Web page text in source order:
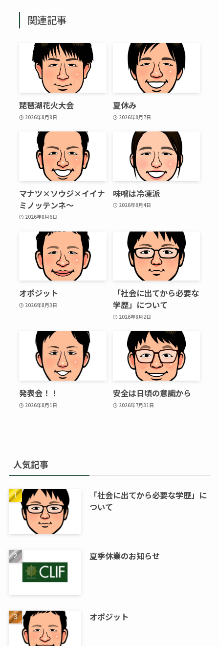
関連記事
琵琶湖花火大会
2026年8月8日
夏休み
2026年8月7日
マナツ×ソウジ×イイナ
ミノッテンネ～
2026年8月6日
味噌は冷凍派
2026年8月4日
オポジット
2026年8月3日
「社会に出てから必要な
学歴」について
2026年8月2日
発表会！！
2026年8月1日
安全は日頃の意識から
2026年7月31日
人気記事
「社会に出てから必要な学歴」に
ついて
夏季休業のお知らせ
オポジット